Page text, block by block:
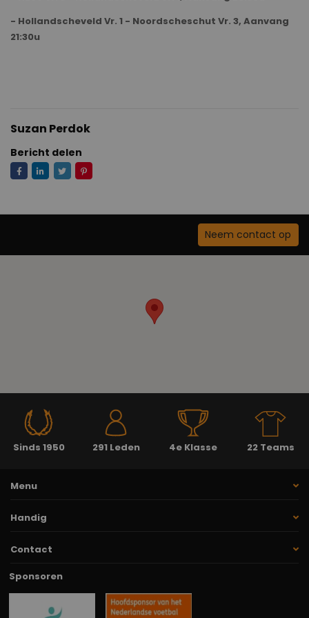
- Hollandscheveld Vr. 1 - Noordscheschut Vr. 3, Aanvang
21:30u
Suzan Perdok
Bericht delen
Neem contact op
Sinds 1950 291 Leden 4e Klasse 22 Teams
Menu
Handig
Contact
Sponsoren